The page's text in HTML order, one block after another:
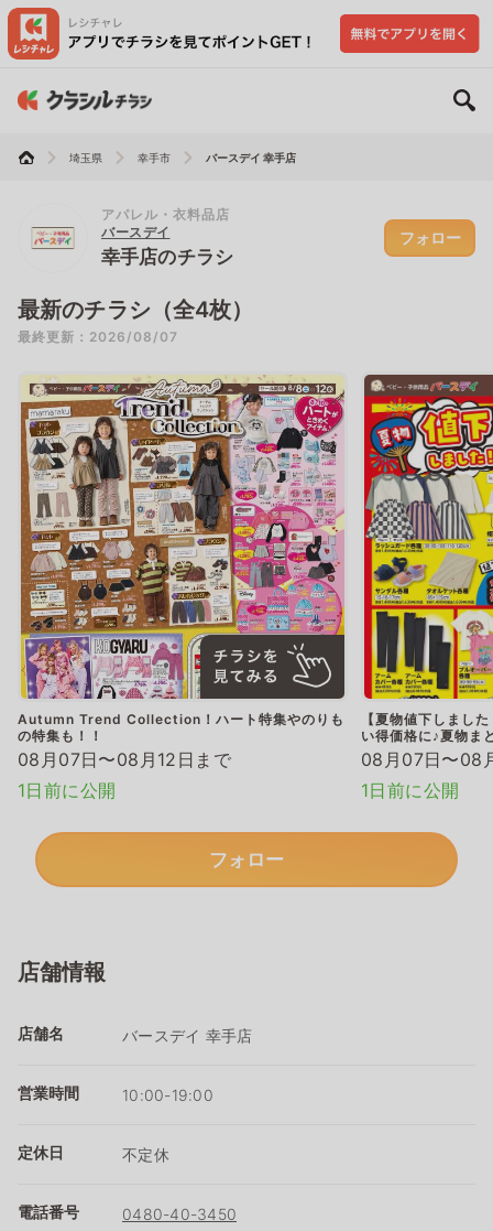
埼玉県 幸手市 バースデイ 幸手店
アパレル・衣料品店
バースデイ
幸手店のチラシ
フォロー
最新のチラシ（全4枚）
最終更新：2026/08/07
Autumn Trend Collection！ハート特集やのりも
の特集も！！
08月07日〜08月12日まで
1日前に公開
【夏物値下しまし
い得価格に♪夏物ま
08月07日〜08
1日前に公開
フォロー
店舗情報
店舗名 バースデイ 幸手店
営業時間 10:00-19:00
定休日 不定休
電話番号 0480-40-3450